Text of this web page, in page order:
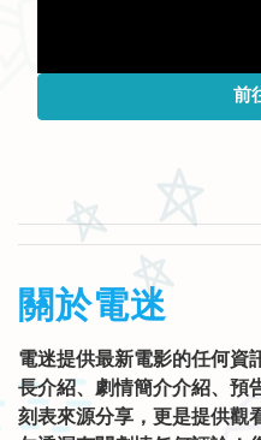
前
關於電迷
電迷提供最新電影的任何資
長介紹、劇情簡介介紹、預
刻表來源分享，更是提供觀